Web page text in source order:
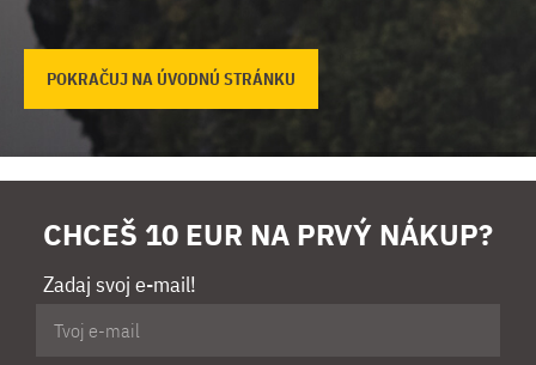
POKRAČUJ NA ÚVODNÚ STRÁNKU
CHCEŠ 10 EUR NA PRVÝ NÁKUP?
Zadaj svoj e-mail!